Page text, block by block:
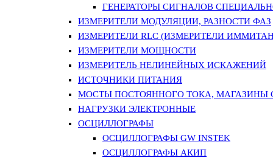
ГЕНЕРАТОРЫ СИГНАЛОВ
ИЗМЕРИТЕЛИ МОДУЛЯЦИИ, РАЗНОСТИ ФАЗ
ИЗМЕРИТЕЛИ RLC (ИЗМЕРИТЕЛИ
ИЗМЕРИТЕЛИ МОЩНОСТИ
ИЗМЕРИТЕЛЬ НЕЛИНЕЙНЫХ ИСКАЖЕНИЙ
ИСТОЧНИКИ ПИТАНИЯ
МОСТЫ ПОСТОЯННОГО ТОКА, МАГАЗИНЫ
НАГРУЗКИ ЭЛЕКТРОННЫЕ
ОСЦИЛЛОГРАФЫ
ОСЦИЛЛОГРАФЫ GW INSTEK
ОСЦИЛЛОГРАФЫ АКИП